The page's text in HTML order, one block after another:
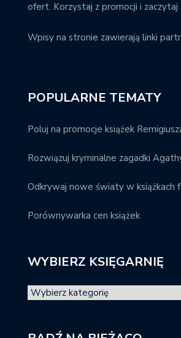
ofert. Korzystaj z promocji i zaczytaj
Wpisy na stronie zawierają linki
POPULARNE TEMATY
Poluj na promocje książek
Rozwiązuj kryminalne zagadki
Odkrywaj nowe światy w książkach
Porównywarka cen książek
WYBIERZ KSIĘGARNIĘ